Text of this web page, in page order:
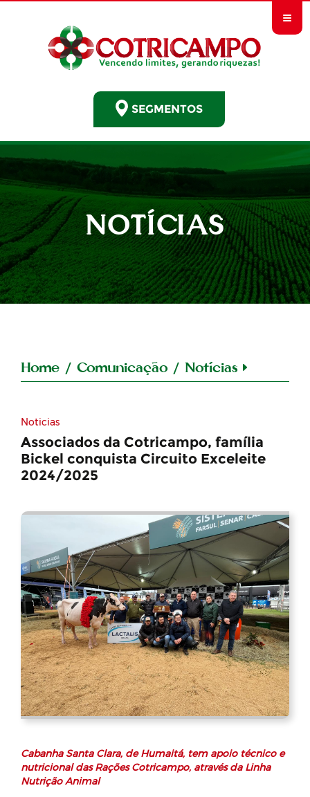
≡
SEGMENTOS
NOTÍCIAS
Home / Comunicação / Notícias
Noticias
Associados da Cotricampo, família
Bickel conquista Circuito Exceleite
2024/2025
Cabanha Santa Clara, de Humaitá, tem apoio técnico e
nutricional das Rações Cotricampo, através da Linha
Nutrição Animal